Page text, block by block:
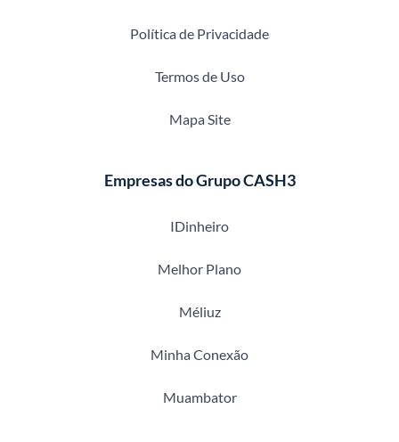
Política de Privacidade
Termos de Uso
Mapa Site
Empresas do Grupo CASH3
IDinheiro
Melhor Plano
Méliuz
Minha Conexão
Muambator